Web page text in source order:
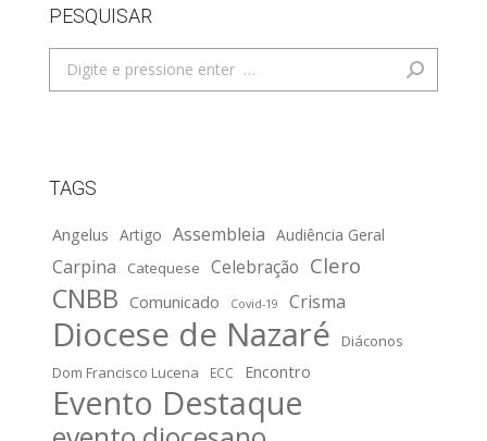
PESQUISAR
Search:
TAGS
Angelus Artigo Assembleia Audiência Geral
Carpina Catequese Celebração Clero
CNBB Comunicado Covid-19 Crisma
Diocese de Nazaré
Diáconos
Dom Francisco Lucena
ECC Encontro
Evento Destaque